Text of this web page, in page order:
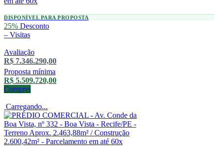
DISPONÍVEL PARA PROPOSTA
25% Desconto
– Visitas
Avaliação
R$ 7.346.290,00
Proposta mínima
R$ 5.509.720,00
Comprei
Carregando...